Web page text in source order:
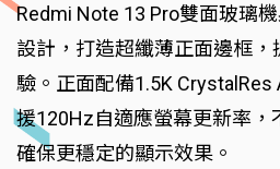
Redmi Note 13 Pro雙面玻璃
設計，打造超纖薄正面邊框
驗。正面配備1.5K CrystalRes
援120Hz自適應螢幕更新率，
確保更穩定的顯示效果。